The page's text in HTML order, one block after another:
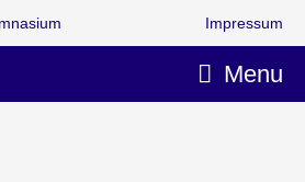
Impressum
Menu